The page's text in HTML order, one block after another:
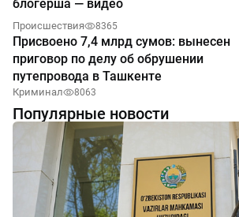
блогерша — видео
Происшествия 8365
Присвоено 7,4 млрд сумов: вынесен
приговор по делу об обрушении
путепровода в Ташкенте
Криминал 8063
Популярные новости